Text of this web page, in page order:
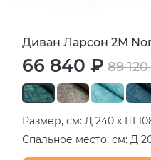
Диван Ларсон 2М
66 840 ₽ 89
Размер, см: Д 240 х Ш
Спальное место, см: Д